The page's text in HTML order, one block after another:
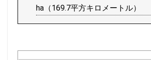
ha（169.7平方キロメートル）